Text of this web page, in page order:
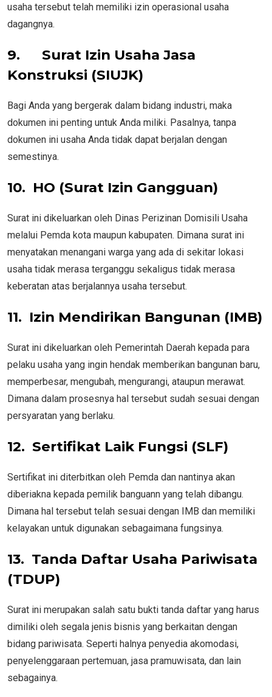
usaha tersebut telah memiliki izin operasional usaha
dagangnya.
9.
Surat Izin Usaha Jasa
Konstruksi (SIUJK)
Bagi Anda yang bergerak dalam bidang industri, maka
dokumen ini penting untuk Anda miliki. Pasalnya, tanpa
dokumen ini usaha Anda tidak dapat berjalan dengan
semestinya.
10. HO (Surat Izin Gangguan)
Surat ini dikeluarkan oleh Dinas Perizinan Domisili Usaha
melalui Pemda kota maupun kabupaten. Dimana surat ini
menyatakan menangani warga yang ada di sekitar lokasi
usaha tidak merasa terganggu sekaligus tidak merasa
keberatan atas berjalannya usaha tersebut.
11. Izin Mendirikan Bangunan (IMB)
Surat ini dikeluarkan oleh Pemerintah Daerah kepada para
pelaku usaha yang ingin hendak memberikan bangunan baru,
memperbesar, mengubah, mengurangi, ataupun merawat.
Dimana dalam prosesnya hal tersebut sudah sesuai dengan
persyaratan yang berlaku.
12. Sertifikat Laik Fungsi (SLF)
Sertifikat ini diterbitkan oleh Pemda dan nantinya akan
diberiakna kepada pemilik banguann yang telah dibangu.
Dimana hal tersebut telah sesuai dengan IMB dan memiliki
kelayakan untuk digunakan sebagaimana fungsinya.
13. Tanda Daftar Usaha Pariwisata
(TDUP)
Surat ini merupakan salah satu bukti tanda daftar yang harus
dimiliki oleh segala jenis bisnis yang berkaitan dengan
bidang pariwisata. Seperti halnya penyedia akomodasi,
penyelenggaraan pertemuan, jasa pramuwisata, dan lain
sebagainya.